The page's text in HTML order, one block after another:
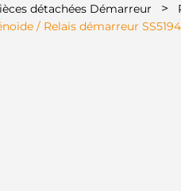
détachées Démarreur >
/ Relais démarreur